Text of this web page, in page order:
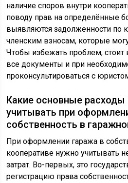
наличие споров внутри
поводу прав на определённые
выявляются задолженности по
членским взносам, которые
Чтобы избежать проблем, стоит
все документы и при
проконсультироваться с
Какие основные
учитывать при
собственность в
При оформлении гаража в
кооперативе нужно учитывать
затрат. Во-первых, это
регистрацию права